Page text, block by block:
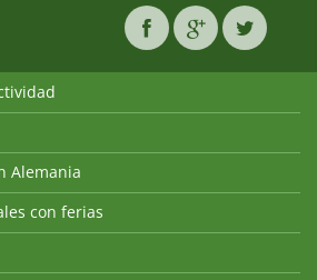
Alemania
con ferias